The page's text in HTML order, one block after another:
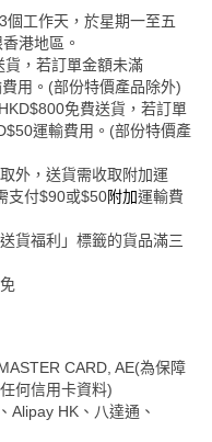
個工作天，於星期一至五
港地區。
，若訂單金額未滿
用。(部份特價產品除外)
免費送貨，若訂單
運輸費用。(部份特價產
外，送貨需收取附加運
支付$90或$50附加運輸費
貨福利」標籤的貨品滿三
CARD, AE(為保障
何信用卡資料)
Alipay HK、八達通、